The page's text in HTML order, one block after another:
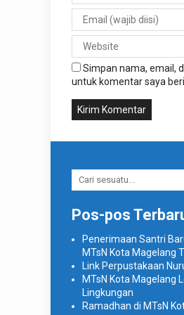
Simpan nama, email,
untuk komentar saya
Pos-pos
Penerimaan Santri
MTsN Kota Magelang
Link Perpustakaan
MTsN Kota Magelang
Lingkungan
Ramadhan di MTsN